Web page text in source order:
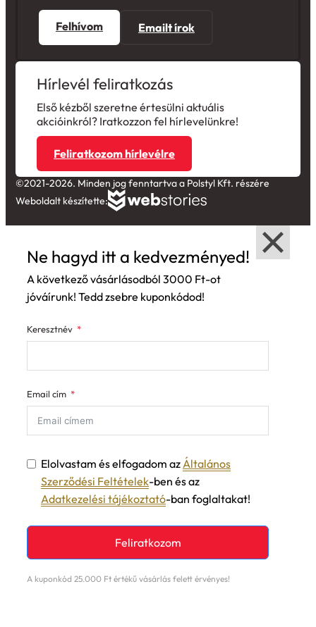
Felhívom Emailt írok
Hírlevél feliratkozás
Első kézből szeretne értesülni aktuális
akcióinkról? Iratkozzon fel hírlevelünkre!
Feliratkozom hírlevélre
©2021-2026. Minden jog fenntartva a Polstyl Kft. részére
Weboldalt készítette:
Ne hagyd itt a kedvezményed!
A következő vásárlásodból 3000 Ft-ot
jóváírunk! Tedd zsebre kuponkódod!
Keresztnév
Email cím
Elolvastam és elfogadom az Általános
Szerződési Feltételek-ben és az
Adatkezelési tájékoztató-ban foglaltakat!
Feliratkozom
A kuponkód 25.000 Ft értékű vásárlás felett érvényes!